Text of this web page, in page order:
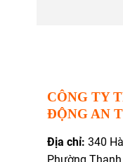
CÔNG TY
ĐỘNG AN
Địa chỉ: 340